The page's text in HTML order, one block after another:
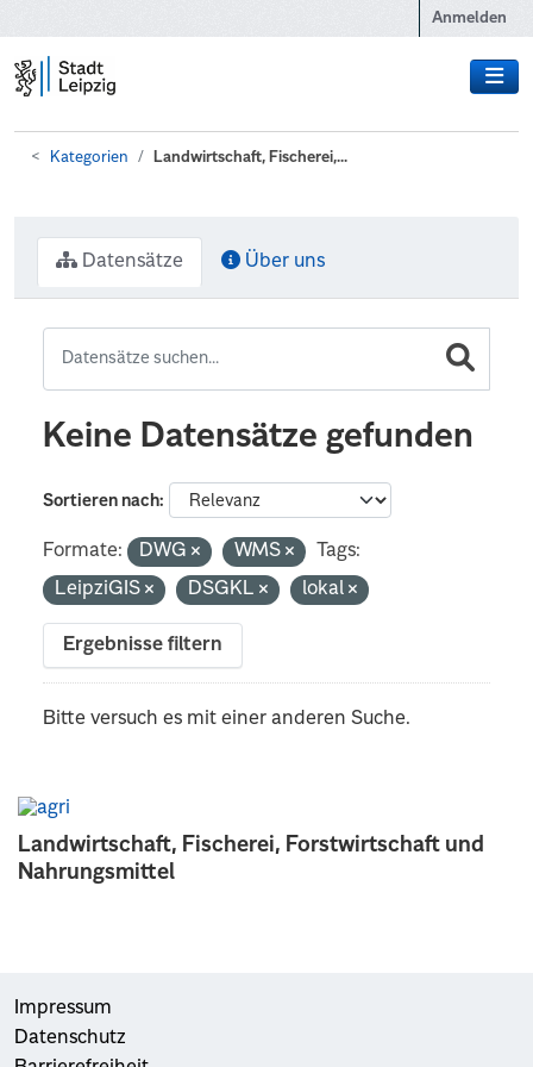
Anmelden
Kategorien Landwirtschaft, Fischerei,...
Landwirtschaft, Fischerei, Forstwirtschaft und
Nahrungsmittel
Datensätze Über uns
Keine Datensätze gefunden
Sortieren nach
Formate: DWG WMS
Tags:
LeipziGIS
DSGKL lokal
Ergebnisse filtern
Bitte versuch es mit einer anderen Suche.
Impressum
Datenschutz